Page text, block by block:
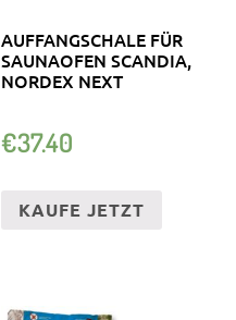
AUFFANGSCHALE FÜR
SAUNAOFEN SCANDIA,
NORDEX NEXT
€37.40
KAUFE JETZT